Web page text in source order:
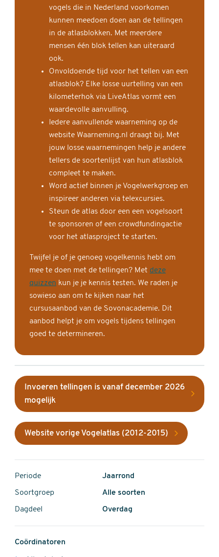
vogels die in Nederland voorkomen
kunnen meedoen doen aan de tellingen
in de atlasblokken. Met meerdere
mensen één blok tellen kan uiteraard
ook.
Onvoldoende tijd voor het tellen van een
atlasblok? Elke losse uurtelling van een
kilometerhok via LiveAtlas vormt een
waardevolle aanvulling.
Iedere aanvullende waarneming op de
website Waarneming.nl draagt bij. Met
jouw losse waarnemingen help je andere
tellers de soortenlijst van hun atlasblok
compleet te maken.
Word actief binnen je Vogelwerkgroep en
inspireer anderen via telexcursies.
Steun de atlas door een een vogelsoort
te sponsoren of een crowdfundingactie
voor het atlasproject te starten.
Twijfel je of je genoeg vogelkennis hebt om
mee te doen met de tellingen? Met deze
quizzen kun je je kennis testen. We raden je
sowieso aan om te kijken naar het
cursusaanbod van de Sovonacademie. Dit
aanbod helpt je om vogels tijdens tellingen
goed te determineren.
Invoeren tellingen is vanaf december 2026
mogelijk
Website vorige Vogelatlas (2012-2015)
Periode Jaarrond
Soortgroep Alle soorten
Dagdeel Overdag
Coördinatoren